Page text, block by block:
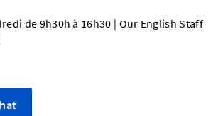
de 9h30h à 16h30 | Our English Staff